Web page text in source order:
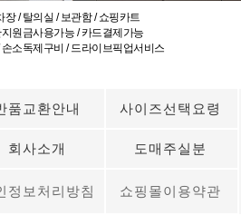
장 / 탈의실 / 보관함 / 쇼핑카트
원금사용가능 / 카드결제가능
소독제구비 / 드라이브픽업서비스
품교환안내 사이즈선택요령
회사소개 도매주실분
정보처리방침 쇼핑몰이용약관